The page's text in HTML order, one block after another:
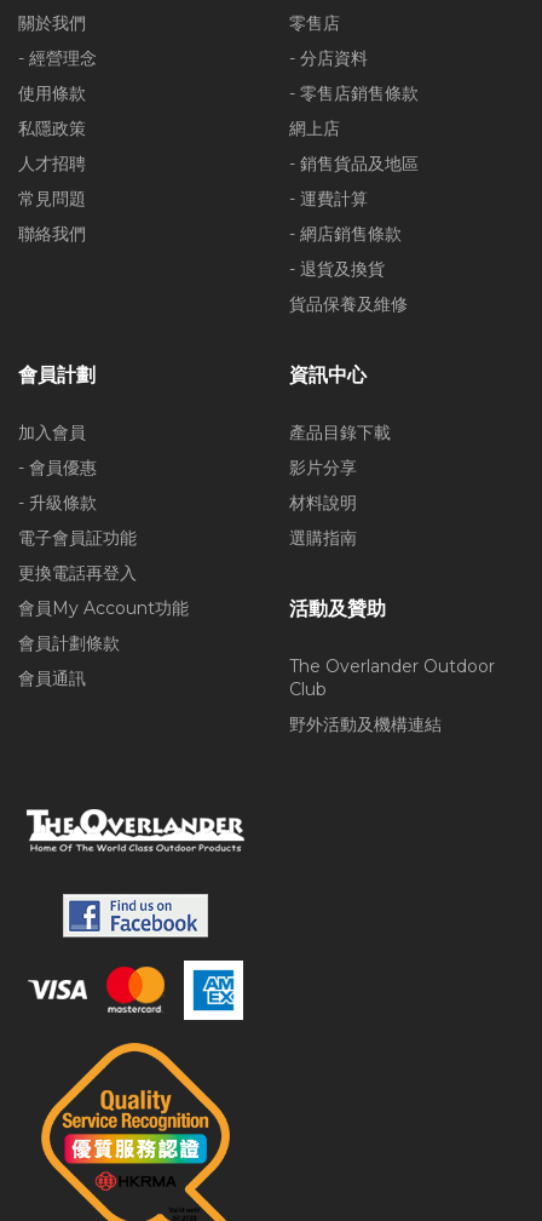
關於我們
- 經營理念
使用條款
私隱政策
人才招聘
常見問題
聯絡我們
零售店
- 分店資料
- 零售店銷售條款
網上店
- 銷售貨品及地區
- 運費計算
- 網店銷售條款
- 退貨及換貨
貨品保養及維修
會員計劃
加入會員
- 會員優惠
- 升級條款
電子會員証功能
更換電話再登入
會員My Account功能
會員計劃條款
會員通訊
資訊中心
產品目錄下載
影片分享
材料說明
選購指南
活動及贊助
The Overlander Outdoor
Club
野外活動及機構連結